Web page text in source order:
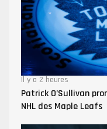
Il y a 2 heures
Patrick O’Sullivan
NHL des Maple Leafs